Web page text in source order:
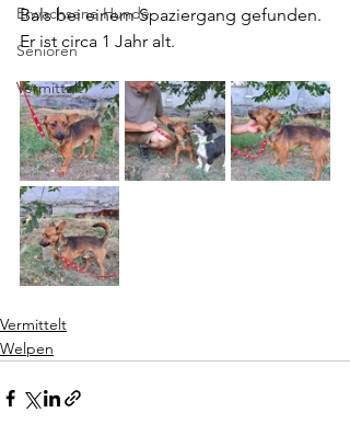
Erwachsene Hunde
Senioren
Vermittelt
Bals bei einem Spaziergang gefunden.
Er ist circa 1 Jahr alt.
Vermittelt
Welpen